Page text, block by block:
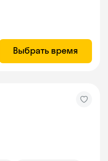
Выбрать время